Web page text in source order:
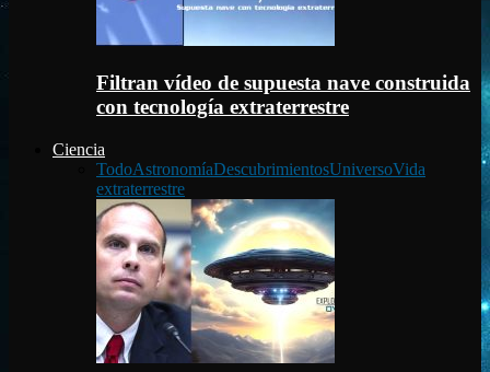
Filtran vídeo de supuesta nave construida
con tecnología extraterrestre
Ciencia
TodoAstronomíaDescubrimientosUniversoVida
extraterrestre